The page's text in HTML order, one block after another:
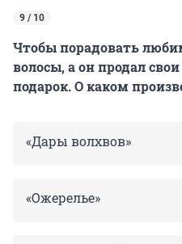
9 / 10
Чтобы порадовать
волосы, а он продал
подарок. О каком
«Дары волхвов»
«Ожерелье»